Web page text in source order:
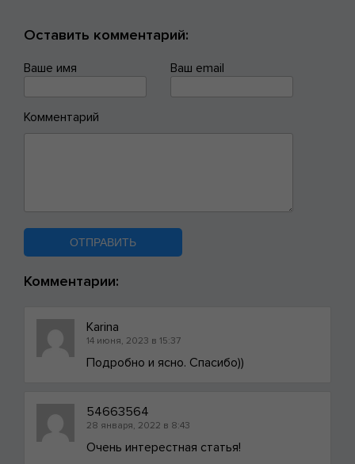
Оставить комментарий:
Ваше имя Ваш email
Комментарий
Комментарии:
Karina
14 июня, 2023 в 15:37
Подробно и ясно. Спасибо))
54663564
28 января, 2022 в 8:43
Очень интерестная статья!